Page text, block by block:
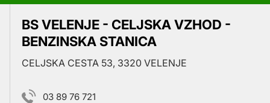
BS VELENJE - CELJSKA VZHOD -
BENZINSKA STANICA
CELJSKA CESTA 53, 3320 VELENJE
03 89 76 721